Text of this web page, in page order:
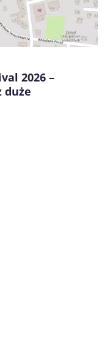
podczas
2026 –
duże